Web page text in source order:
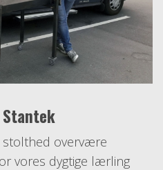
stolthed overvære
vores dygtige lærling